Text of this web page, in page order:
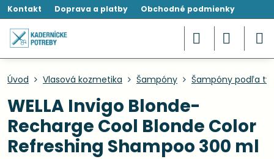
Kontakt Doprava a platby Obchodné podmienky
Úvod Vlasová kozmetika Šampóny Šampóny podľa
WELLA Invigo Blonde-
Recharge Cool Blonde Color
Refreshing Shampoo 300 ml